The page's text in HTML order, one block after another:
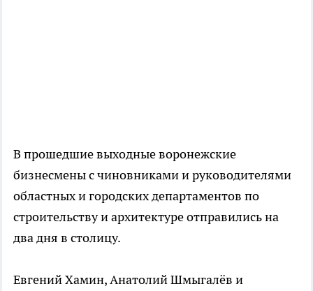
В прошедшие выходные воронежские
бизнесмены с чиновниками и руководителями
областных и городских департаментов по
строительству и архитектуре отправились на
два дня в столицу.
Евгений Хамин, Анатолий Шмыгалёв и